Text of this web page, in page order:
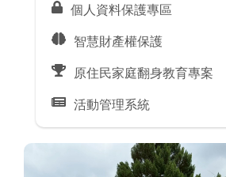
個人資料保護專區
智慧財產權保護
原住民家庭翻身教育專案
活動管理系統